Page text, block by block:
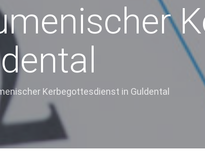
Kerbegottesdienst in Guldental